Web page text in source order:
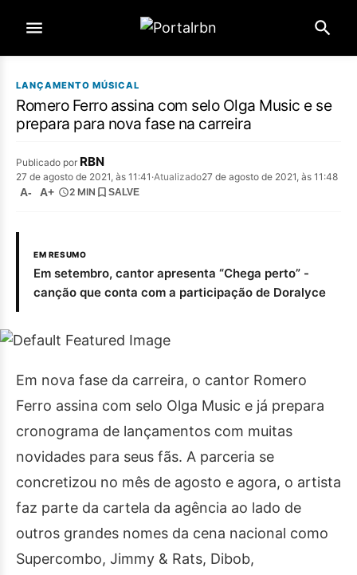
LANÇAMENTO MÚSICAL
Romero Ferro assina com selo Olga Music e se
prepara para nova fase na carreira
Publicado por RBN
27 de agosto de 2021, às 11:41 ·Atualizado27 de agosto de 2021, às 11:48
A- A+ 2 MIN SALVE
EM RESUMO
Em setembro, cantor apresenta “Chega perto” -
canção que conta com a participação de Doralyce
Em nova fase da carreira, o cantor Romero
Ferro assina com selo Olga Music e já prepara
cronograma de lançamentos com muitas
novidades para seus fãs. A parceria se
concretizou no mês de agosto e agora, o artista
faz parte da cartela da agência ao lado de
outros grandes nomes da cena nacional como
Supercombo, Jimmy & Rats, Dibob,